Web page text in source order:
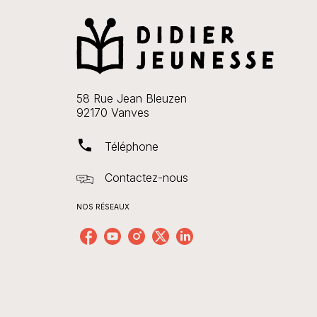
58 Rue Jean Bleuzen
92170 Vanves
phone Téléphone
Contactez-nous
NOS RÉSEAUX